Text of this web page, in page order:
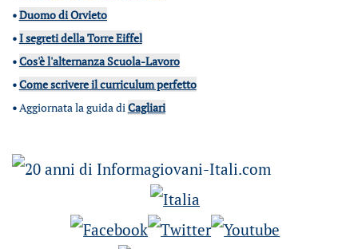
•Duomo di Orvieto
•I segreti della Torre Eiffel
•Cos'è l'alternanza Scuola-Lavoro
•Come scrivere il curriculum perfetto
•Aggiornata la guida diCagliari